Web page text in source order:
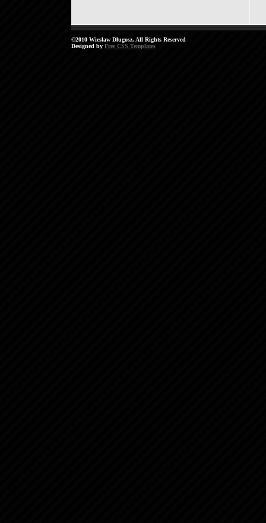
©2010 Wiesław Długosz. All Rights Reserved
Designed by Free CSS Templates